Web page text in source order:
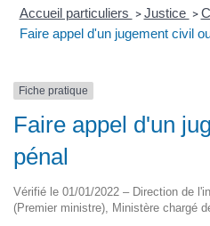
Accueil particuliers > Justice >
Faire appel d'un jugement civil
Fiche pratique
Faire appel d'un
pénal
Vérifié le 01/01/2022 – Direction de
(Premier ministre), Ministère chargé